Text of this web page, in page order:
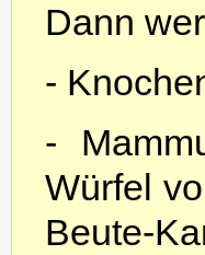
Dann
-
-
Würfel
Beute-